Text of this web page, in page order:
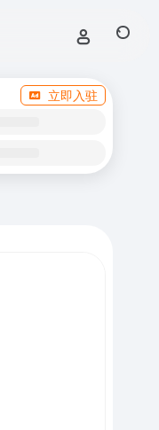
立即入驻